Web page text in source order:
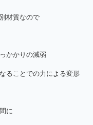
材質なので
かかりの減弱
ることでの力による変形
に